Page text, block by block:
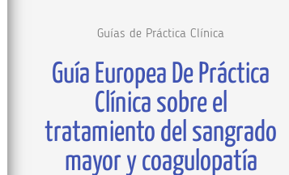
Guías de Práctica Clínica
Guía Europea De Práctica
Clínica sobre el
tratamiento del sangrado
mayor y coagulopatía